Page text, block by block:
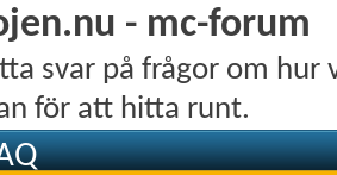
- mc-forum
svar på frågor om hur
för att hitta runt.